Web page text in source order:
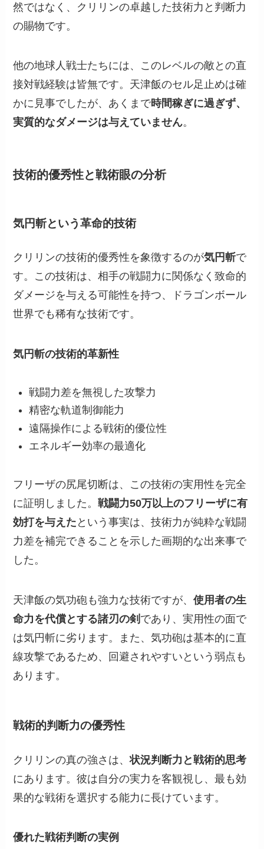
然ではなく、クリリンの卓越した技術力と判断力
の賜物です。
他の地球人戦士たちには、このレベルの敵との直
接対戦経験は皆無です。天津飯のセル足止めは確
かに見事でしたが、あくまで時間稼ぎに過ぎず、
実質的なダメージは与えていません。
技術的優秀性と戦術眼の分析
気円斬という革命的技術
クリリンの技術的優秀性を象徴するのが気円斬で
す。この技術は、相手の戦闘力に関係なく致命的
ダメージを与える可能性を持つ、ドラゴンボール
世界でも稀有な技術です。
気円斬の技術的革新性
戦闘力差を無視した攻撃力
精密な軌道制御能力
遠隔操作による戦術的優位性
エネルギー効率の最適化
フリーザの尻尾切断は、この技術の実用性を完全
に証明しました。戦闘力50万以上のフリーザに有
効打を与えた という事実は、技術力が純粋な戦闘
力差を補完できることを示した画期的な出来事で
した。
天津飯の気功砲も強力な技術ですが、使用者の生
命力を代償とする諸刃の剣 であり、実用性の面で
は気円斬に劣ります。また、気功砲は基本的に直
線攻撃であるため、回避されやすいという弱点も
あります。
戦術的判断力の優秀性
クリリンの真の強さは、状況判断力と戦術的思考
にあります。彼は自分の実力を客観視し、最も効
果的な戦術を選択する能力に長けています。
優れた戦術判断の実例